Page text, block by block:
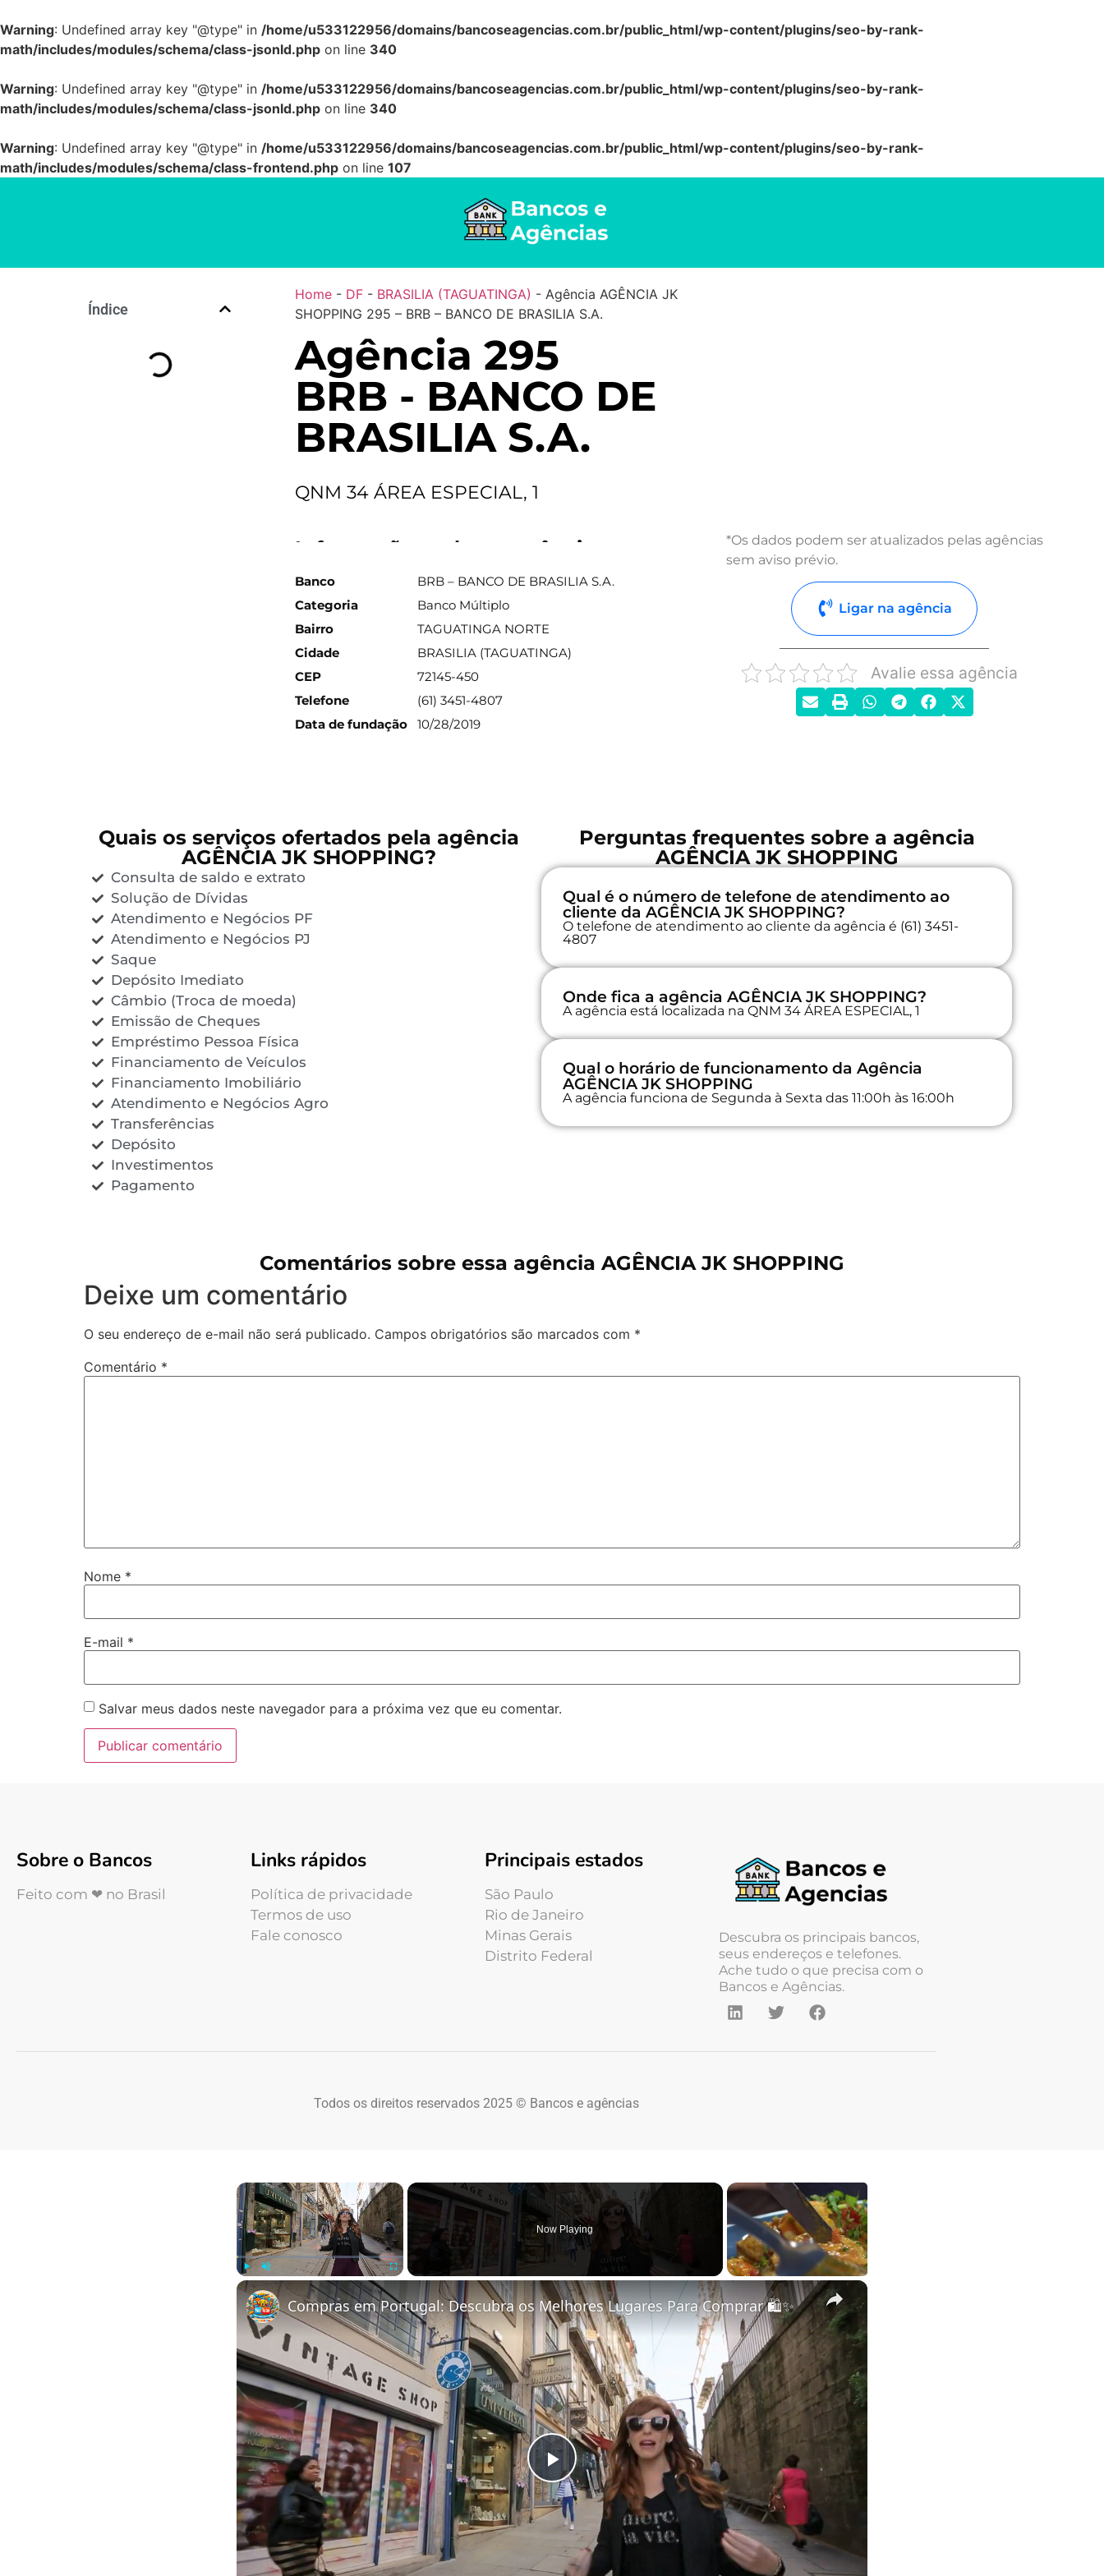
Warning: Undefined array key "@type" in /home/u533122956/domains/bancoseagencias.com.br/public_html/wp-content/plugins/seo-by-rank-
math/includes/modules/schema/class-jsonld.php on line 340
Warning: Undefined array key "@type" in /home/u533122956/domains/bancoseagencias.com.br/public_html/wp-content/plugins/seo-by-rank-
math/includes/modules/schema/class-jsonld.php on line 340
Warning: Undefined array key "@type" in /home/u533122956/domains/bancoseagencias.com.br/public_html/wp-content/plugins/seo-by-rank-
math/includes/modules/schema/class-frontend.php on line 107
Índice
Home- DF- BRASILIA (TAGUATINGA) - Agência AGÊNCIA JK
SHOPPING 295 – BRB – BANCO DE BRASILIA S.A.
Agência 295
BRB - BANCO DE
BRASILIA S.A.
QNM 34 ÁREA ESPECIAL, 1
Informações sobre a agência
Banco
BRB – BANCO DE BRASILIA S.A.
Categoria
Banco Múltiplo
Bairro
TAGUATINGA NORTE
Cidade
BRASILIA (TAGUATINGA)
CEP
72145-450
Telefone
(61) 3451-4807
Data de fundação
10/28/2019
*Os dados podem ser atualizados pelas agências
sem aviso prévio.
Ligar na agência
Avalie essa agência
Quais os serviços ofertados pela agência
AGÊNCIA JK SHOPPING?
Consulta de saldo e extrato
Solução de Dívidas
Atendimento e Negócios PF
Atendimento e Negócios PJ
Saque
Depósito Imediato
Câmbio (Troca de moeda)
Emissão de Cheques
Empréstimo Pessoa Física
Financiamento de Veículos
Financiamento Imobiliário
Atendimento e Negócios Agro
Transferências
Depósito
Investimentos
Pagamento
Perguntas frequentes sobre a agência
AGÊNCIA JK SHOPPING
Qual é o número de telefone de atendimento ao
cliente da AGÊNCIA JK SHOPPING?
O telefone de atendimento ao cliente da agência é (61) 3451-
4807
Onde fica a agência AGÊNCIA JK SHOPPING?
A agência está localizada na QNM 34 ÁREA ESPECIAL, 1
Qual o horário de funcionamento da Agência
AGÊNCIA JK SHOPPING
A agência funciona de Segunda à Sexta das 11:00h às 16:00h
Comentários sobre essa agência AGÊNCIA JK SHOPPING
Deixe um comentário
O seu endereço de e-mail não será publicado. Campos obrigatórios são marcados com *
Comentário *
Nome *
E-mail *
Salvar meus dados neste navegador para a próxima vez que eu comentar.
Sobre o Bancos
Feito com ❤ no Brasil
Links rápidos
Política de privacidade
Termos de uso
Fale conosco
Principais estados
São Paulo
Rio de Janeiro
Minas Gerais
Distrito Federal
Descubra os principais bancos,
seus endereços e telefones.
Ache tudo o que precisa com o
Bancos e Agências.
Todos os direitos reservados 2025 © Bancos e agências
×
Play Unmute
Now Playing
×
Play Video
Compras em Portugal: Descubra os Melhores Lugares Para Comprar 🛍✨